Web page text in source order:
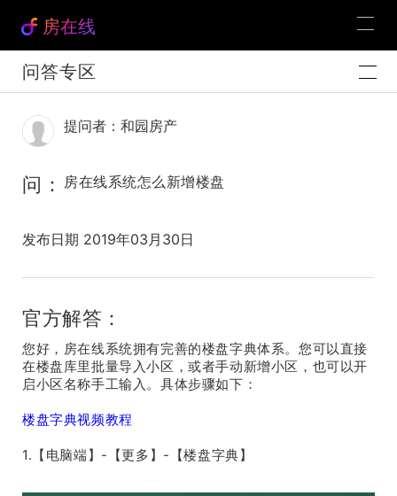
房在线
问答专区
提问者：和园房产
问： 房在线系统怎么新增楼盘
发布日期 2019年03月30日
官方解答：
您好，房在线系统拥有完善的楼盘字典体系。您可以直接
在楼盘库里批量导入小区，或者手动新增小区，也可以开
启小区名称手工输入。具体步骤如下：
楼盘字典视频教程
1.【电脑端】-【更多】-【楼盘字典】